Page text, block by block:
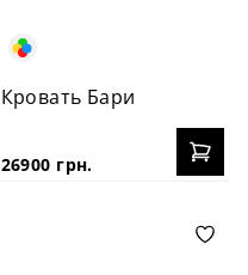
Кровать Бари
26900 грн.